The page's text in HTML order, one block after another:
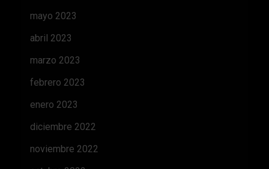
mayo 2023
abril 2023
marzo 2023
febrero 2023
enero 2023
diciembre 2022
noviembre 2022